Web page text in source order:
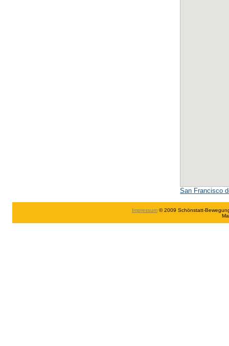
San Francisco
Impressum © 2009 Schönstatt-